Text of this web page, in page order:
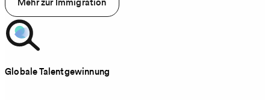
Globale Talentgewinnung